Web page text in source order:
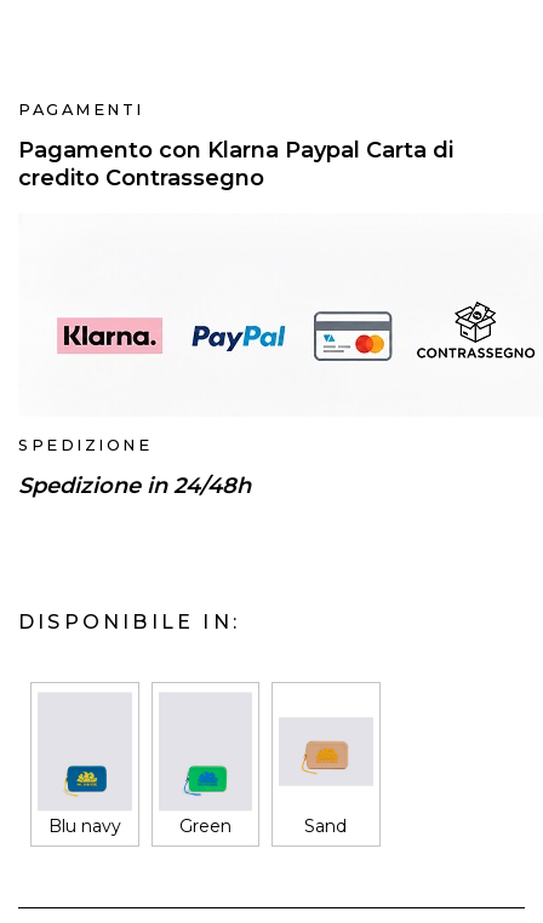
PAGAMENTI
Pagamento con Klarna Paypal Carta di
credito Contrassegno
SPEDIZIONE
Spedizione in 24/48h
DISPONIBILE IN:
Blu navy Green Sand